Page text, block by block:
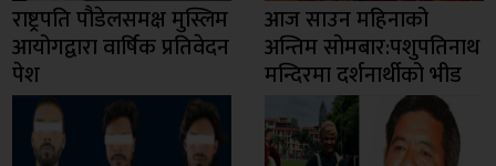
राष्ट्रपति पौडेलसमक्ष मुस्लिम
आयोगद्वारा वार्षिक प्रतिवेदन
पेश
आज साउन महिनाको
अन्तिम सोमबार:पशुपतिनाथ
मन्दिरमा दर्शनार्थीको भीड